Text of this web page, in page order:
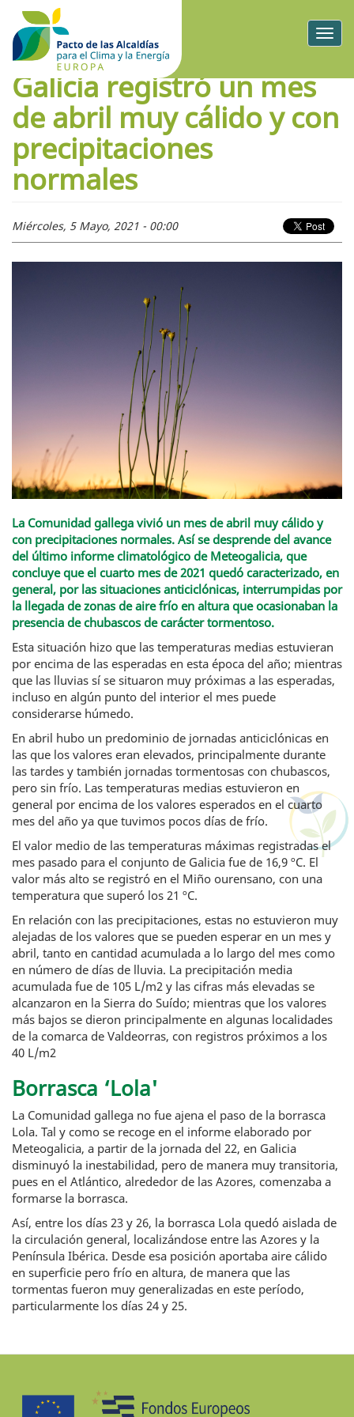
Galicia registró un mes
de abril muy cálido y con
precipitaciones
normales
Miércoles, 5 Mayo, 2021 - 00:00
La Comunidad gallega vivió un mes de abril muy cálido y
con precipitaciones normales. Así se desprende del avance
del último informe climatológico de Meteogalicia, que
concluye que el cuarto mes de 2021 quedó caracterizado, en
general, por las situaciones anticiclónicas, interrumpidas por
la llegada de zonas de aire frío en altura que ocasionaban la
presencia de chubascos de carácter tormentoso.
Esta situación hizo que las temperaturas medias estuvieran
por encima de las esperadas en esta época del año; mientras
que las lluvias sí se situaron muy próximas a las esperadas,
incluso en algún punto del interior el mes puede
considerarse húmedo.
En abril hubo un predominio de jornadas anticiclónicas en
las que los valores eran elevados, principalmente durante
las tardes y también jornadas tormentosas con chubascos,
pero sin frío. Las temperaturas medias estuvieron en
general por encima de los valores esperados en el cuarto
mes del año ya que tuvimos pocos días de frío.
El valor medio de las temperaturas máximas registradas el
mes pasado para el conjunto de Galicia fue de 16,9 ºC. El
valor más alto se registró en el Miño ourensano, con una
temperatura que superó los 21 ºC.
En relación con las precipitaciones, estas no estuvieron muy
alejadas de los valores que se pueden esperar en un mes y
abril, tanto en cantidad acumulada a lo largo del mes como
en número de días de lluvia. La precipitación media
acumulada fue de 105 L/m2 y las cifras más elevadas se
alcanzaron en la Sierra do Suído; mientras que los valores
más bajos se dieron principalmente en algunas localidades
de la comarca de Valdeorras, con registros próximos a los
40 L/m2
Borrasca ‘Lola'
La Comunidad gallega no fue ajena el paso de la borrasca
Lola. Tal y como se recoge en el informe elaborado por
Meteogalicia, a partir de la jornada del 22, en Galicia
disminuyó la inestabilidad, pero de manera muy transitoria,
pues en el Atlántico, alrededor de las Azores, comenzaba a
formarse la borrasca.
Así, entre los días 23 y 26, la borrasca Lola quedó aislada de
la circulación general, localizándose entre las Azores y la
Península Ibérica. Desde esa posición aportaba aire cálido
en superficie pero frío en altura, de manera que las
tormentas fueron muy generalizadas en este período,
particularmente los días 24 y 25.